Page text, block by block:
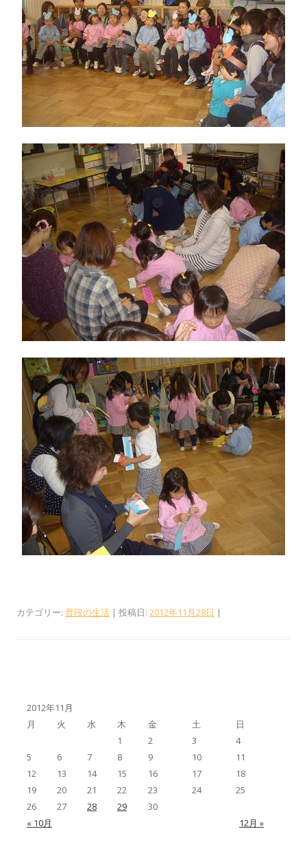
カテゴリー: 普段の生活 | 投稿日: 2012年11月28日 |
2012年11月
月
火 水 木 金 土 日
« 10月 12月 »
1 2 3
4
5
6 7 8 9 10
11
12
13 14 15 16 17
18
19
20 21 22 23 24
25
26
27 28 29 30